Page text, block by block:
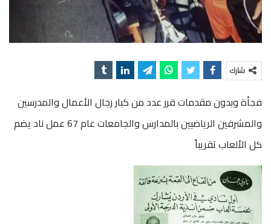
شارك
فجأة وبدون مقدمات قرر عدد من كبار رجال الأعمال والمدرسين
والمشرفين الرياضيين بالمدارس والجامعات عام 67 عمل ناد يضم
كل الألعاب تقريباً